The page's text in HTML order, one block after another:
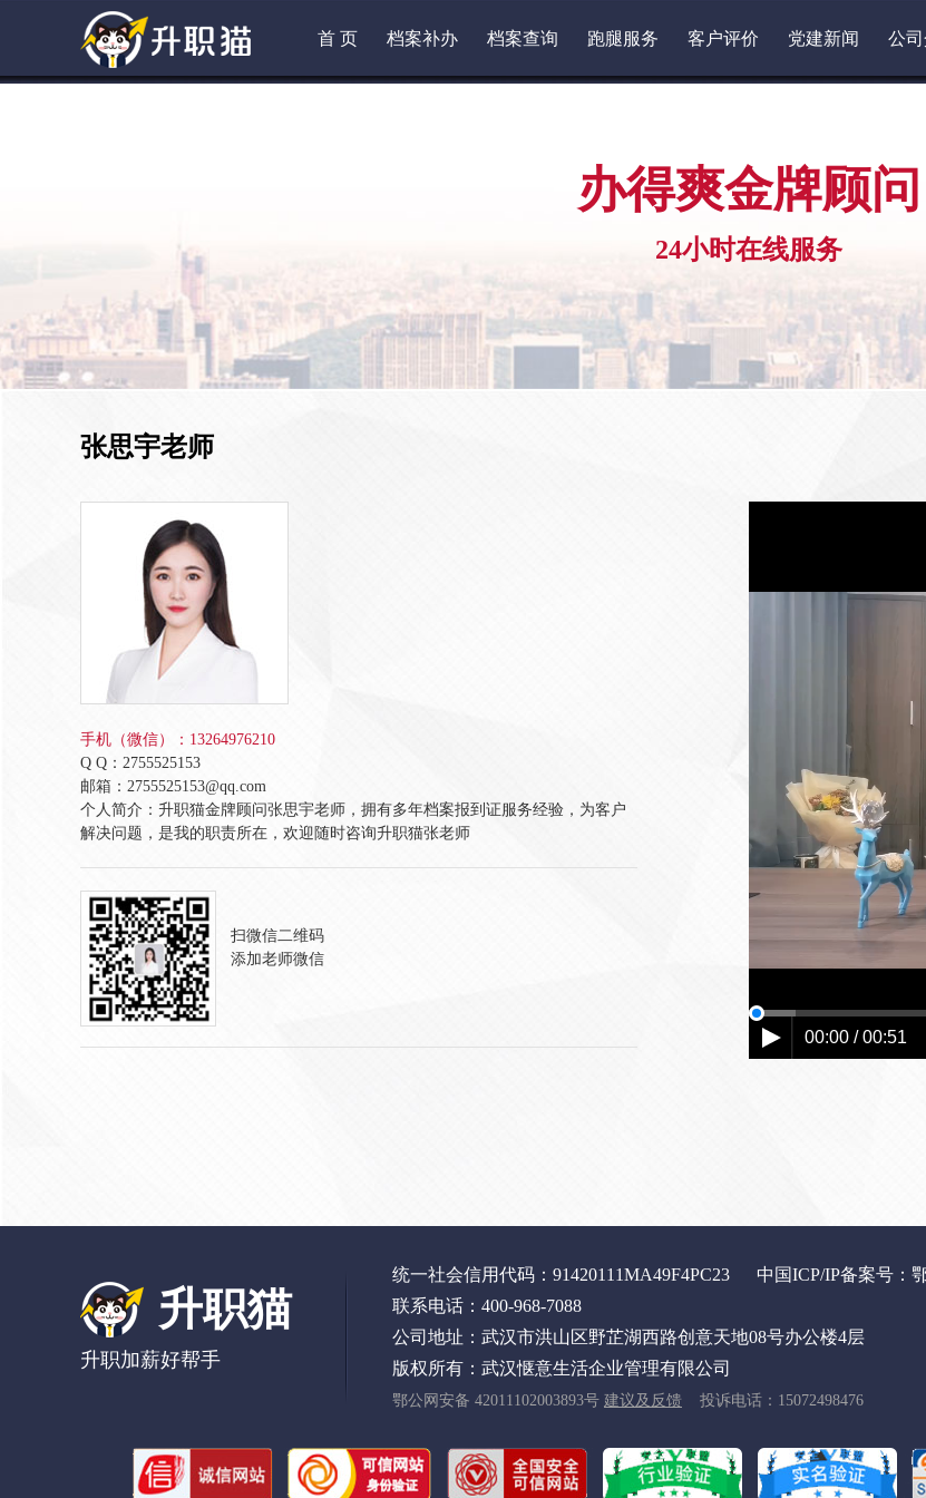
首 页 档案补办 档案查询 跑腿服务 客户评价 党建新闻 公
办得爽金牌顾问
24小时在线服务
张思宇老师
手机（微信）：13264976210
Q Q：2755525153
邮箱：2755525153@qq.com
个人简介：升职猫金牌顾问张思宇老师，拥有多年档案报到证服务经验，为客户
解决问题，是我的职责所在，欢迎随时咨询升职猫张老师
扫微信二维码
添加老师微信
00:00 / 00:51
升职猫
升职加薪好帮手
统一社会信用代码：91420111MA49F4PC23
中国ICP/IP备案号：
联系电话：400-968-7088
公司地址：武汉市洪山区野芷湖西路创意天地08号办公楼4层
版权所有：武汉惬意生活企业管理有限公司
鄂公网安备 42011102003893号 建议及反馈 投诉电话：15072498476